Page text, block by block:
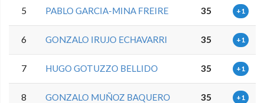
5 PABLO GARCIA-MINA FREIRE 35 +1
6 GONZALO IRUJO ECHAVARRI 35 +1
7 HUGO GOTUZZO BELLIDO 35 +1
8 GONZALO MUÑOZ BAQUERO 35 +1